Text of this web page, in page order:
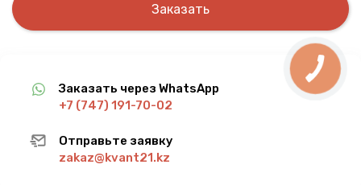
Заказать
Заказать через WhatsApp
+7 (747) 191-70-02
Отправьте заявку
zakaz@kvant21.kz